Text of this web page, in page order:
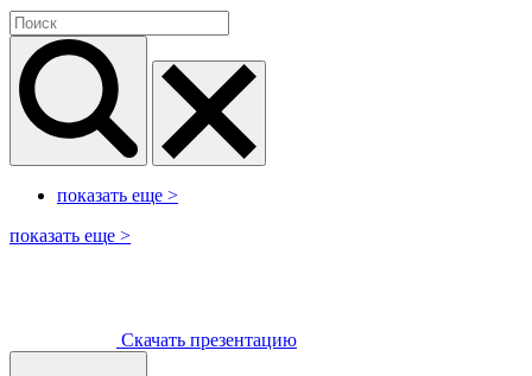
показать еще >
показать еще >
Скачать презентацию